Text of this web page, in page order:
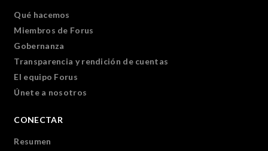
Qué hacemos
Miembros de Forus
Gobernanza
Transparencia y rendición de cuentas
El equipo Forus
Únete a nosotros
CONECTAR
Resumen